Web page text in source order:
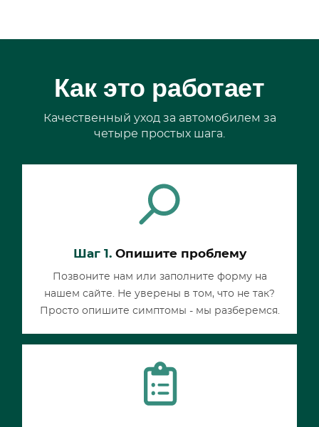
Как это работает
Качественный уход за автомобилем за
четыре простых шага.
Шаг 1.Опишите проблему
Позвоните нам или заполните форму на
нашем сайте. Не уверены в том, что не так?
Просто опишите симптомы - мы разберемся.